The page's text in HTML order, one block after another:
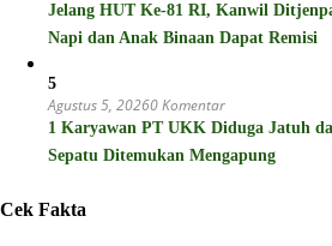
Jelang HUT Ke-81 RI, Kanwil
Napi dan Anak Binaan Dapat Remisi
5
Agustus 5, 20260 Komentar
1 Karyawan PT UKK Diduga Jatuh
Sepatu Ditemukan Mengapung
Cek Fakta